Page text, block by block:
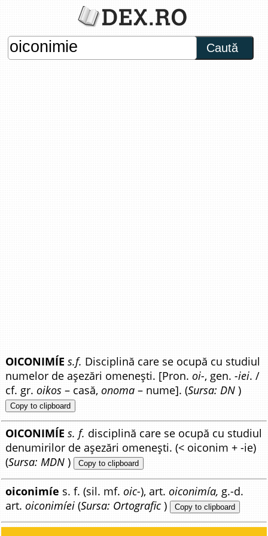
Caută
OICONIMÍE s.f. Disciplină care se ocupă cu studiul
numelor de așezări omenești. [Pron.oi-, gen.-iei. /
cf. gr.oikos – casă,onoma – nume]. (Sursa: DN )
Copy to clipboard
OICONIMÍE s. f. disciplină care se ocupă cu studiul
denumirilor de așezări omenești. (< oiconim + -ie)
(Sursa: MDN ) Copy to clipboard
oiconimíe s. f. (sil. mf.oic-), art.oiconimía, g.-d.
art.oiconimíei (Sursa: Ortografic ) Copy to clipboard